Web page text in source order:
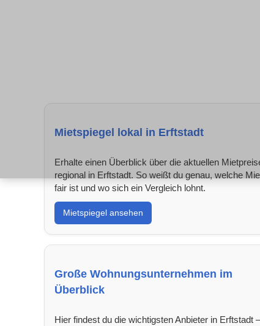
Mietspiegel lokal in Erftstadt
Erhalte einen Überblick über die aktuellen
regional in Erftstadt. So weißt du genau, welche
fair ist und wo sich ein Vergleich lohnt.
Mietspiegel ansehen
Große Wohnungsunternehmen im
Überblick
Hier findest du die wichtigsten Anbieter in Erftstadt –